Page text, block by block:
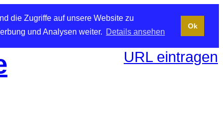
die Zugriffe auf unsere Website zu
und Analysen weiter. Details ansehen
Ok
URL eintragen